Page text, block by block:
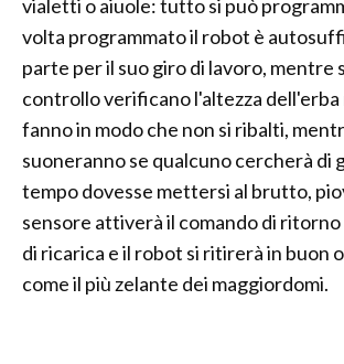
vialetti o aiuole: tutto si può
volta programmato il robot è
parte per il suo giro di lavoro, mentre
controllo verificano l'altezza dell'erba
fanno in modo che non si ribalti,
suoneranno se qualcuno cercherà di
tempo dovesse mettersi al brutto,
sensore attiverà il comando di ritorno
di ricarica e il robot si ritirerà in buon
come il più zelante dei maggiordomi.